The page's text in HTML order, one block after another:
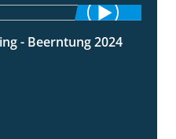
12:28
- Beerntung 2024